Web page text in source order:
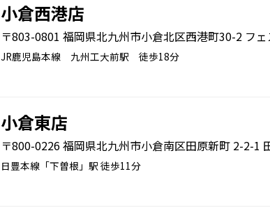
小倉西港店
〒803-0801 福岡県北九州市小倉北区西港町30-2 フ
JR鹿児島本線 九州工大前駅 徒歩18分
小倉東店
〒800-0226 福岡県北九州市小倉南区田原新町 2-2-1
日豊本線「下曽根」駅 徒歩11分